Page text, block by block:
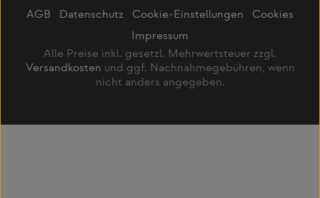
AGB Datenschutz Cookie-Einstellungen
Cookies
Impressum
Alle Preise inkl. gesetzl. Mehrwertsteuer zzgl.
Versandkosten und ggf. Nachnahmegebühren, wenn
nicht anders angegeben.